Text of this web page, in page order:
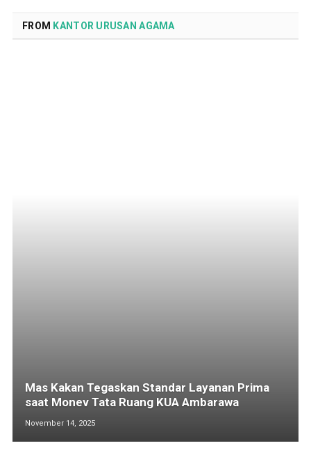
FROM KANTOR URUSAN AGAMA
Mas Kakan Tegaskan Standar Layanan Prima
saat Monev Tata Ruang KUA Ambarawa
November 14, 2025